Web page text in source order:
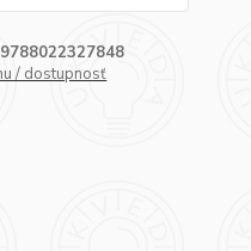
9788022327848
/ dostupnosť